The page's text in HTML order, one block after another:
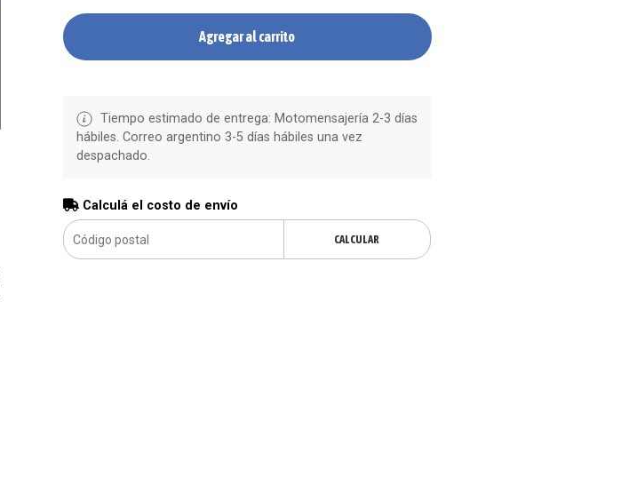
Agregar al carrito
Tiempo estimado de entrega: Motomensajería 2-3 días
hábiles. Correo argentino 3-5 días hábiles una vez
despachado.
Calculá el costo de envío
CALCULAR